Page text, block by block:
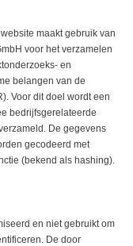
maakt gebruik van
voor het verzamelen
en
belangen van de
Voor dit doel wordt een
bedrijfsgerelateerde
De gegevens
gecodeerd met
(bekend als hashing).
en niet gebruikt om
De door